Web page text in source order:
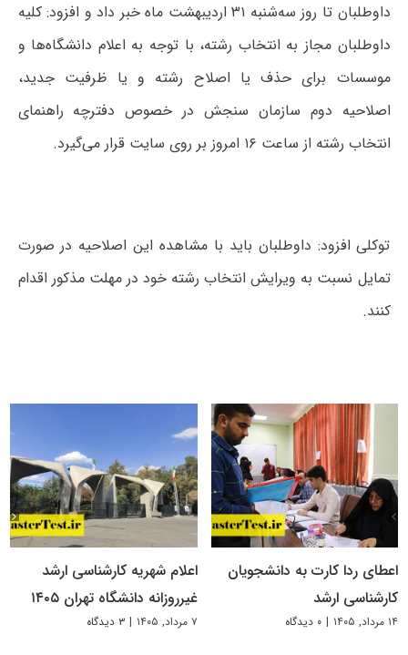
داوطلبان تا روز سه‌شنبه ۳۱ اردیبهشت ماه خبر داد و افزود: کلیه
داوطلبان مجاز به انتخاب رشته، با توجه به اعلام دانشگاه‌ها و
موسسات برای حذف یا اصلاح رشته و یا ظرفیت جدید،
اصلاحیه دوم سازمان سنجش در خصوص دفترچه راهنمای
انتخاب رشته از ساعت ۱۶ امروز بر روی سایت قرار می‌گیرد.
توکلی افزود: داوطلبان باید با مشاهده این اصلاحیه در صورت
تمایل نسبت به ویرایش انتخاب رشته خود در مهلت مذکور اقدام
کنند.
اعطای ردا کارت به دانشجویان
کارشناسی ارشد
۱۴ مرداد, ۱۴۰۵ | ۰ دیدگاه
اعلام شهریه کارشناسی ارشد
غیرروزانه دانشگاه تهران ۱۴۰۵
۷ مرداد, ۱۴۰۵ | ۳ دیدگاه